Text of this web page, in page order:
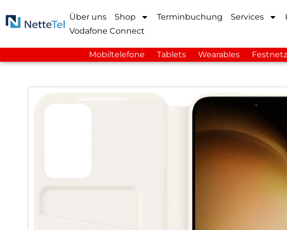
Über uns Shop Terminbuchung Services
Vodafone Connect
Mobiltelefone Tablets Wearables Festnetz